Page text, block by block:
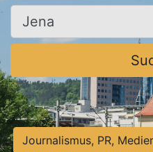
Ort, Stadt
Journalismus, PR,